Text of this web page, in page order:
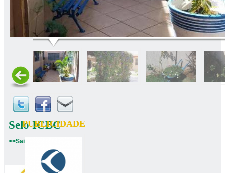
Selo ICBC
>>Saiba mais
PUBLICIDADE